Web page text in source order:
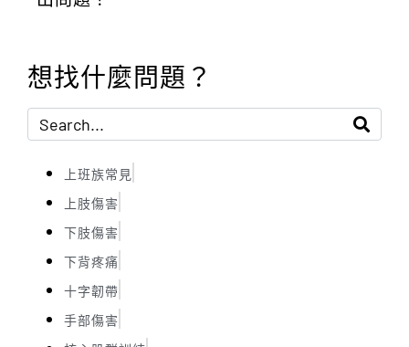
想找什麼問題？
上班族常見
上肢傷害
下肢傷害
下背疼痛
十字韌帶
手部傷害